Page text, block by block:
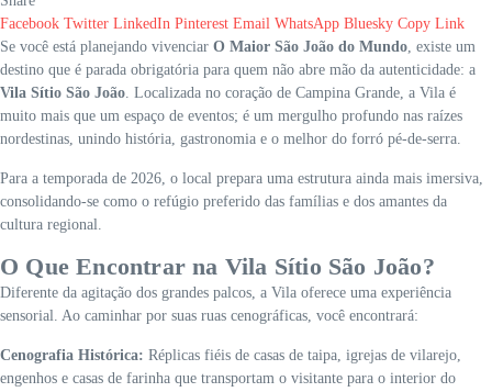
Facebook Twitter LinkedIn Pinterest Email WhatsApp Bluesky Copy Link
Se você está planejando vivenciar O Maior São João do Mundo, existe um
destino que é parada obrigatória para quem não abre mão da autenticidade: a
Vila Sítio São João. Localizada no coração de Campina Grande, a Vila é
muito mais que um espaço de eventos; é um mergulho profundo nas raízes
nordestinas, unindo história, gastronomia e o melhor do forró pé-de-serra.
Para a temporada de 2026, o local prepara uma estrutura ainda mais imersiva,
consolidando-se como o refúgio preferido das famílias e dos amantes da
cultura regional.
O Que Encontrar na Vila Sítio São João?
Diferente da agitação dos grandes palcos, a Vila oferece uma experiência
sensorial. Ao caminhar por suas ruas cenográficas, você encontrará:
Cenografia Histórica: Réplicas fiéis de casas de taipa, igrejas de vilarejo,
engenhos e casas de farinha que transportam o visitante para o interior do